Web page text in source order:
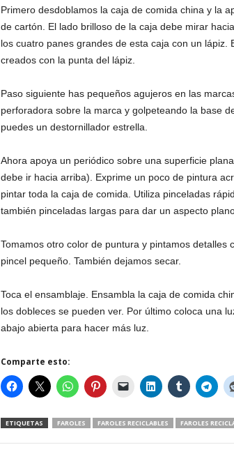
Primero desdoblamos la caja de comida china y la
de cartón. El lado brilloso de la caja debe mirar
los cuatro panes grandes de esta caja con un
creados con la punta del lápiz.
Paso siguiente has pequeños agujeros en las
perforadora sobre la marca y golpeteando la base
puedes un destornillador estrella.
Ahora apoya un periódico sobre una superficie
debe ir hacia arriba). Exprime un poco de pintura
pintar toda la caja de comida. Utiliza pinceladas
también pinceladas largas para dar un aspecto
Tomamos otro color de puntura y pintamos detalles
pincel pequeño. También dejamos secar.
Toca el ensamblaje. Ensambla la caja de comida
los dobleces se pueden ver. Por último coloca una
abajo abierta para hacer más luz.
Comparte esto:
ETIQUETAS FAROLES FAROLES RECICLABLES FAROLES